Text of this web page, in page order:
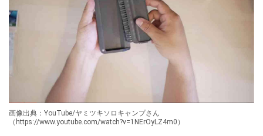
画像出典：YouTube/ヤミツキソロキャンプさん
（https://www.youtube.com/watch?v=1NErOyLZ4m0）